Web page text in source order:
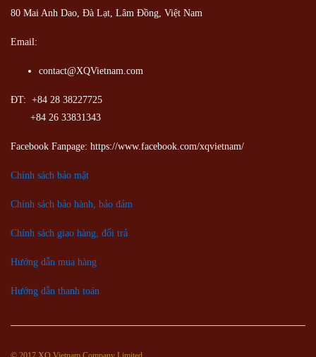
80 Mai Anh Dao, Đà Lạt, Lâm Đồng, Việt Nam
Email:
contact@XQVietnam.com
ĐT: +84 28 38227725
+84 26 33831343
Facebook Fanpage: https://www.facebook.com/xqvietnam/
Chính sách bảo mật
Chính sách bảo hành, bảo đảm
Chính sách giao hàng, đổi trả
Hướng dẫn mua hàng
Hướng dẫn thanh toán